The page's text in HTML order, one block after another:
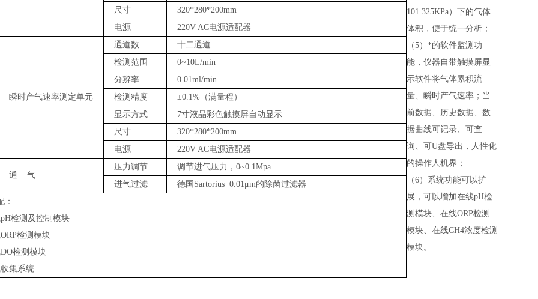
尺寸
320*280*200mm
电源
220V AC电源适配器
瞬时产气速率测定单元
通道数
十二通道
检测范围
0~10L/min
分辨率
0.01ml/min
检测精度
±0.1%（满量程）
显示方式
7寸液晶彩色触摸屏自动显示
尺寸
320*280*200mm
电源
220V AC电源适配器
通 气
压力调节 调节进气压力， 0~0.1Mpa
进气过滤
德国 Sartorius 0.01μm的除菌过滤器
：
pH检测及控制模块
ORP检测模块
DO检测模块
集系统
101.325KPa）下的气体
体积，便于统一分析；
（5）*的软件监测功
能，仪器自带触摸屏显
示软件将气体累积流
量、瞬时产气速率；当
前数据、历史数据、数
据曲线可记录、可查
询、可U盘导出，人性化
的操作人机界；
（6）系统功能可以扩
展，可以增加在线pH检
测模块、在线ORP检测
模块、在线CH4浓度检测
模块。